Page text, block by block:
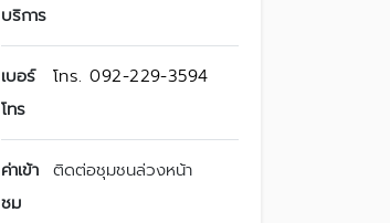
บริการ
เบอร์
โทร
โทร. 092-229-3594
ค่าเข้า
ชม
ติดต่อชุมชนล่วงหน้า